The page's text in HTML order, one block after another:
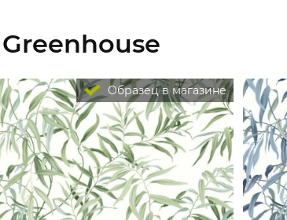
Образец в магазине